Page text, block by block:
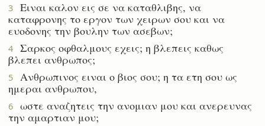
3
Ειναι καλον εις σε να καταθλιβης, να
καταφρονης το εργον των χειρων σου και να
ευοδονης την βουλην των ασεβων;
4
Σαρκος οφθαλμους εχεις; η βλεπεις καθως
βλεπει ανθρωπος;
5
Ανθρωπινος ειναι ο βιος σου; η τα ετη σου ως
ημεραι ανθρωπου,
6
ωστε αναζητεις την ανομιαν μου και ανερευνας
την αμαρτιαν μου;